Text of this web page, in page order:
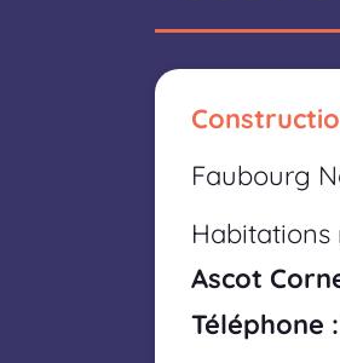
Faubourg
Habitations
Ascot
Téléphone :